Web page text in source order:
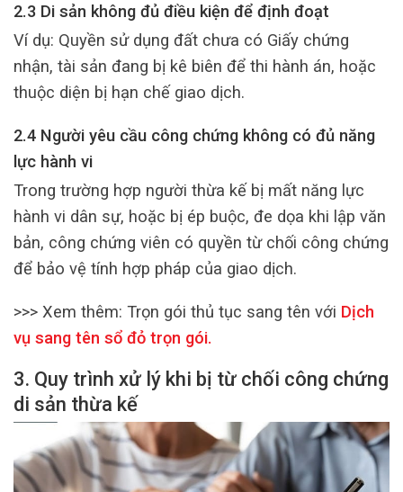
2.3 Di sản không đủ điều kiện để định đoạt
Ví dụ: Quyền sử dụng đất chưa có Giấy chứng
nhận, tài sản đang bị kê biên để thi hành án, hoặc
thuộc diện bị hạn chế giao dịch.
2.4 Người yêu cầu công chứng không có đủ năng
lực hành vi
Trong trường hợp người thừa kế bị mất năng lực
hành vi dân sự, hoặc bị ép buộc, đe dọa khi lập văn
bản, công chứng viên có quyền từ chối công chứng
để bảo vệ tính hợp pháp của giao dịch.
>>> Xem thêm: Trọn gói thủ tục sang tên với Dịch
vụ sang tên sổ đỏ trọn gói.
3. Quy trình xử lý khi bị từ chối công chứng
di sản thừa kế